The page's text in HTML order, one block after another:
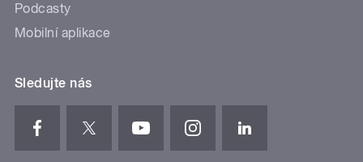
Podcasty
Mobilní aplikace
Sledujte nás